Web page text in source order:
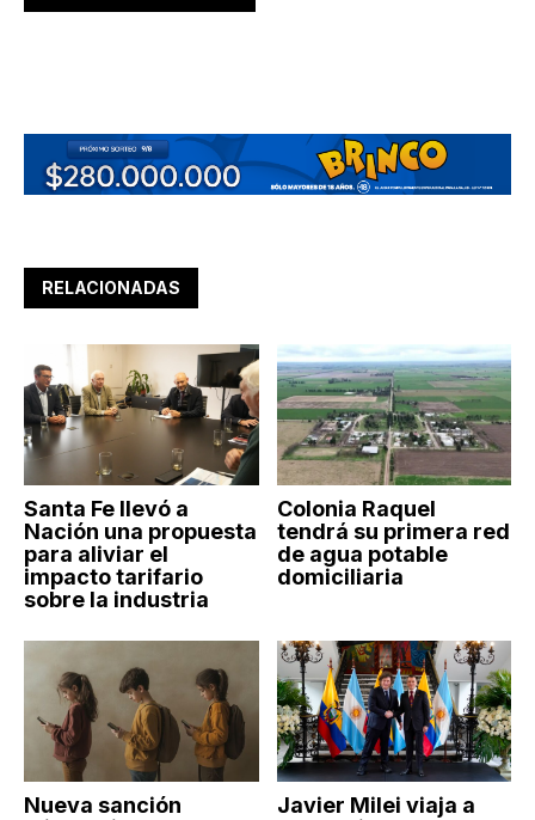
RELACIONADAS
Santa Fe llevó a
Nación una propuesta
para aliviar el
impacto tarifario
sobre la industria
Colonia Raquel
tendrá su primera red
de agua potable
domiciliaria
Nueva sanción
Javier Milei viaja a